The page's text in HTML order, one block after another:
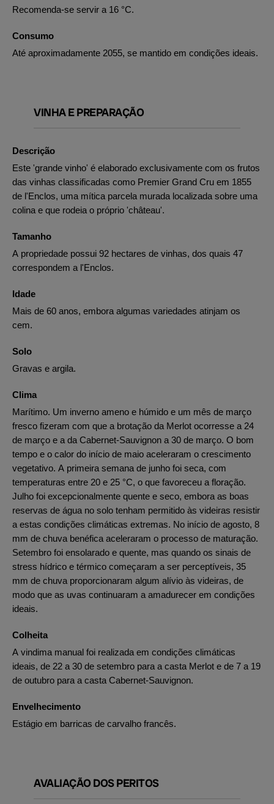
Recomenda-se servir a 16 °C.
Consumo
Até aproximadamente 2055, se mantido em condições ideais.
VINHA E PREPARAÇÃO
Descrição
Este 'grande vinho' é elaborado exclusivamente com os frutos
das vinhas classificadas como Premier Grand Cru em 1855
de l'Enclos, uma mítica parcela murada localizada sobre uma
colina e que rodeia o próprio 'château'.
Tamanho
A propriedade possui 92 hectares de vinhas, dos quais 47
correspondem a l'Enclos.
Idade
Mais de 60 anos, embora algumas variedades atinjam os
cem.
Solo
Gravas e argila.
Clima
Marítimo. Um inverno ameno e húmido e um mês de março
fresco fizeram com que a brotação da Merlot ocorresse a 24
de março e a da Cabernet-Sauvignon a 30 de março. O bom
tempo e o calor do início de maio aceleraram o crescimento
vegetativo. A primeira semana de junho foi seca, com
temperaturas entre 20 e 25 °C, o que favoreceu a floração.
Julho foi excepcionalmente quente e seco, embora as boas
reservas de água no solo tenham permitido às videiras resistir
a estas condições climáticas extremas. No início de agosto, 8
mm de chuva benéfica aceleraram o processo de maturação.
Setembro foi ensolarado e quente, mas quando os sinais de
stress hídrico e térmico começaram a ser perceptíveis, 35
mm de chuva proporcionaram algum alívio às videiras, de
modo que as uvas continuaram a amadurecer em condições
ideais.
Colheita
A vindima manual foi realizada em condições climáticas
ideais, de 22 a 30 de setembro para a casta Merlot e de 7 a 19
de outubro para a casta Cabernet-Sauvignon.
Envelhecimento
Estágio em barricas de carvalho francês.
AVALIAÇÃO DOS PERITOS